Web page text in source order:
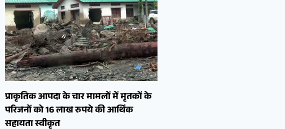
प्राकृतिक आपदा के चार मामलों में मृतकों के
परिजनों को 16 लाख रुपये की आर्थिक
सहायता स्वीकृत